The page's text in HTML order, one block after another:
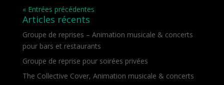
« Entrées précédentes
Articles récents
Groupe de reprises – Animation musicale & concerts
pour bars et restaurants
Groupe de reprise pour soirées privées
The Collective Cover, Animation musicale & concerts